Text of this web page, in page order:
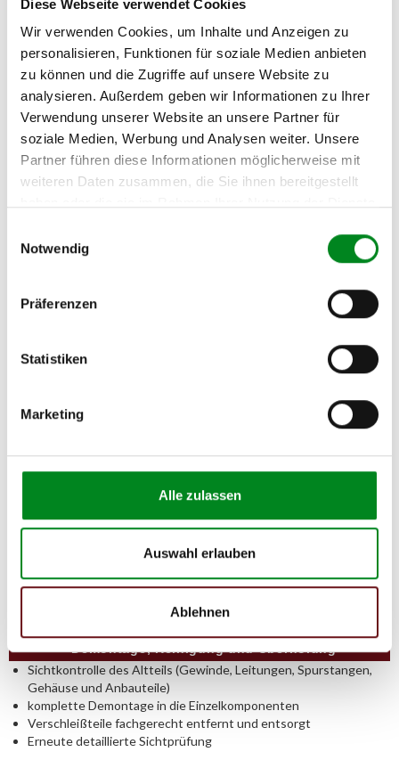
Diese Webseite verwendet Cookies
Wir verwenden Cookies, um Inhalte und Anzeigen zu
personalisieren, Funktionen für soziale Medien anbieten
zu können und die Zugriffe auf unsere Website zu
analysieren. Außerdem geben wir Informationen zu Ihrer
Verwendung unserer Website an unsere Partner für
soziale Medien, Werbung und Analysen weiter. Unsere
Partner führen diese Informationen möglicherweise mit
weiteren Daten zusammen, die Sie ihnen bereitgestellt
Notwendig
Präferenzen
Statistiken
Marketing
Alle zulassen
Auswahl erlauben
Ablehnen
Telefon:
02541/8483601
Aufbereitungsprozess unserer
Lenkgetriebe und Servopumpen
mit denen eines neuen Lenkgetriebes vergleichbar.
weniger als50%
des Preises eines Originallenkgetriebes. Auf diese
Demontage, Reinigung und Überholung
Sichtkontrolle des Altteils (Gewinde, Leitungen, Spurstangen,
Gehäuse und Anbauteile)
komplette Demontage in die Einzelkomponenten
Verschleißteile fachgerecht entfernt und entsorgt
Erneute detaillierte Sichtprüfung